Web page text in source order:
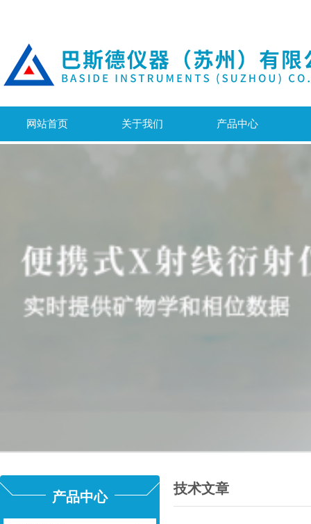
网站首页 关于我们 产品中心
产品中心
技术文章